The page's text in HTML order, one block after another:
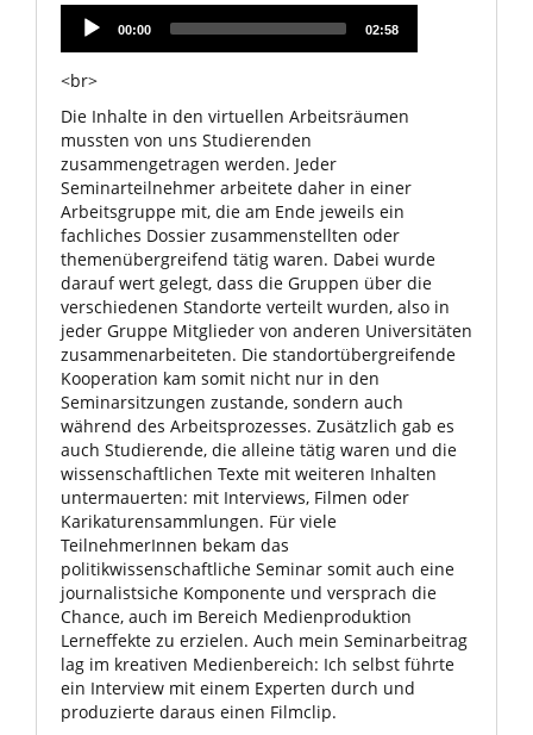
Audio
Player
00:00 02:58
<br>
Die Inhalte in den virtuellen Arbeitsräumen
mussten von uns Studierenden
zusammengetragen werden. Jeder
Seminarteilnehmer arbeitete daher in einer
Arbeitsgruppe mit, die am Ende jeweils ein
fachliches Dossier zusammenstellten oder
themenübergreifend tätig waren. Dabei wurde
darauf wert gelegt, dass die Gruppen über die
verschiedenen Standorte verteilt wurden, also in
jeder Gruppe Mitglieder von anderen Universitäten
zusammenarbeiteten. Die standortübergreifende
Kooperation kam somit nicht nur in den
Seminarsitzungen zustande, sondern auch
während des Arbeitsprozesses. Zusätzlich gab es
auch Studierende, die alleine tätig waren und die
wissenschaftlichen Texte mit weiteren Inhalten
untermauerten: mit Interviews, Filmen oder
Karikaturensammlungen. Für viele
TeilnehmerInnen bekam das
politikwissenschaftliche Seminar somit auch eine
journalistsiche Komponente und versprach die
Chance, auch im Bereich Medienproduktion
Lerneffekte zu erzielen. Auch mein Seminarbeitrag
lag im kreativen Medienbereich: Ich selbst führte
ein Interview mit einem Experten durch und
produzierte daraus einen Filmclip.